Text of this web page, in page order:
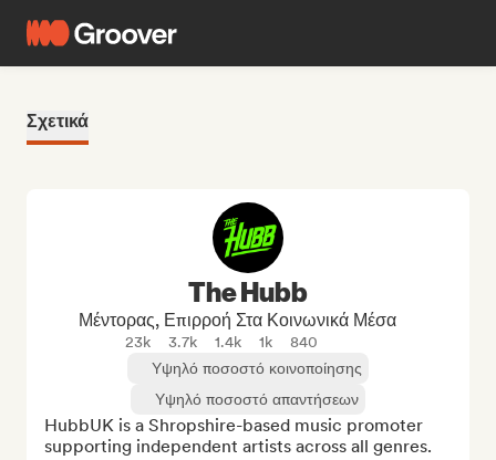
Σχετικά
The Hubb
Μέντορας, Επιρροή Στα Κοινωνικά Μέσα
23k 3.7k 1.4k 1k
840
Υψηλό ποσοστό κοινοποίησης
Υψηλό ποσοστό απαντήσεων
HubbUK is a Shropshire-based music promoter
supporting independent artists across all genres.